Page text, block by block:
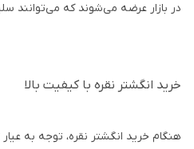
در بازار عرضه می‌شوند که
خرید انگشتر نقره با کیفیت بالا